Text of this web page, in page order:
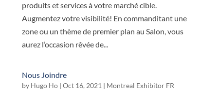
produits et services à votre marché cible.
Augmentez votre visibilité! En commanditant une
zone ou un thème de premier plan au Salon, vous
aurez l’occasion rêvée de...
Nous Joindre
by Hugo Ho| Oct 16, 2021 | Montreal Exhibitor FR